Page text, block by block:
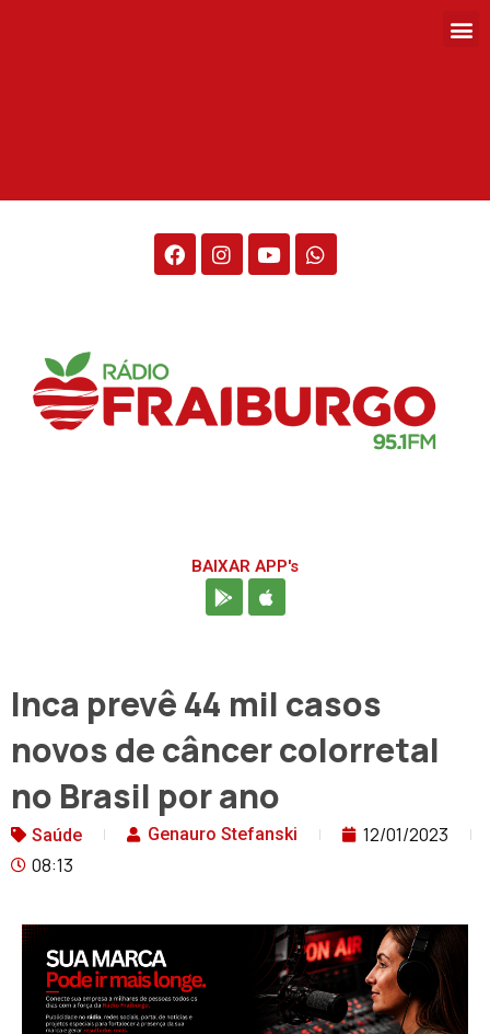
BAIXAR APP's
Inca prevê 44 mil casos
novos de câncer colorretal
no Brasil por ano
Saúde Genauro Stefanski
12/01/2023
08:13